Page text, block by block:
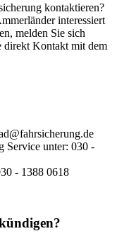
kontaktieren?
interessiert
melden Sie sich
direkt Kontakt mit dem
Service unter: 030 -
- 1388 0618